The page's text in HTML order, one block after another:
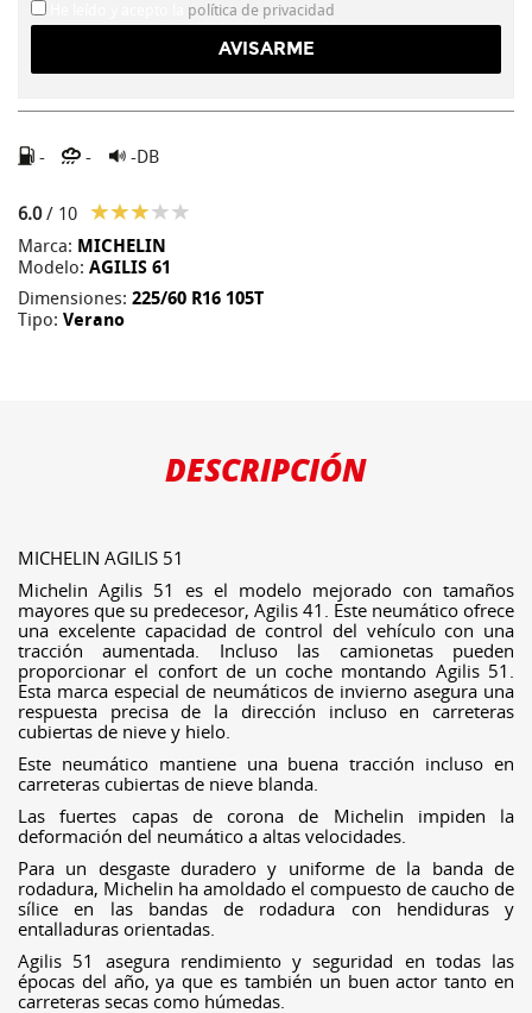
política de privacidad
- - -DB
6.0/ 10
Marca: MICHELIN
Modelo: AGILIS 61
Dimensiones: 225/60 R16 105T
Tipo: Verano
DESCRIPCIÓN
MICHELIN AGILIS 51
Michelin Agilis 51 es el modelo mejorado con tamaños
mayores que su predecesor, Agilis 41. Este neumático ofrece
una excelente capacidad de control del vehículo con una
tracción aumentada. Incluso las camionetas pueden
proporcionar el confort de un coche montando Agilis 51.
Esta marca especial de neumáticos de invierno asegura una
respuesta precisa de la dirección incluso en carreteras
cubiertas de nieve y hielo.
Este neumático mantiene una buena tracción incluso en
carreteras cubiertas de nieve blanda.
Las fuertes capas de corona de Michelin impiden la
deformación del neumático a altas velocidades.
Para un desgaste duradero y uniforme de la banda de
rodadura, Michelin ha amoldado el compuesto de caucho de
sílice en las bandas de rodadura con hendiduras y
entalladuras orientadas.
Agilis 51 asegura rendimiento y seguridad en todas las
épocas del año, ya que es también un buen actor tanto en
carreteras secas como húmedas.